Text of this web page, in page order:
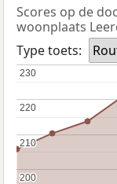
Scores op de
woonplaats
Type toets:
200
200
210
210
220
220
230
230